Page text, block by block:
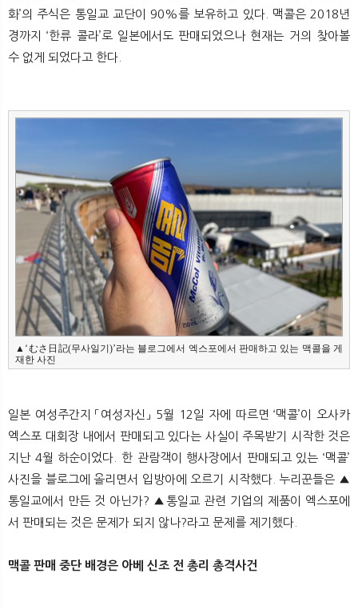
화’의 주식은 통일교 교단이 90%를 보유하고 있다. 맥콜은 2018년
경까지 ‘한류 콜라’로 일본에서도 판매되었으나 현재는 거의 찾아볼
수 없게 되었다고 한다.
▲‘むさ日記(무사일기)’라는 블로그에서 엑스포에서 판매하고 있는 맥콜을 게
재한 사진
일본 여성주간지 「여성자신」 5월 12일 자에 따르면 ‘맥콜’이 오사카
엑스포 대회장 내에서 판매되고 있다는 사실이 주목받기 시작한 것은
지난 4월 하순이었다. 한 관람객이 행사장에서 판매되고 있는 ‘맥콜’
사진을 블로그에 올리면서 입방아에 오르기 시작했다. 누리꾼들은 ▲
통일교에서 만든 것 아닌가? ▲통일교 관련 기업의 제품이 엑스포에
서 판매되는 것은 문제가 되지 않나?라고 문제를 제기했다.
맥콜 판매 중단 배경은 아베 신조 전 총리 총격사건